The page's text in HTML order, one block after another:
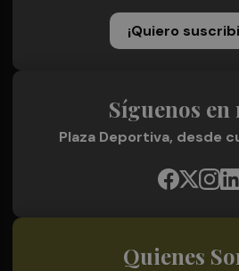
¡Quiero
Síguenos en
Plaza Deportiva, desde
Quienes